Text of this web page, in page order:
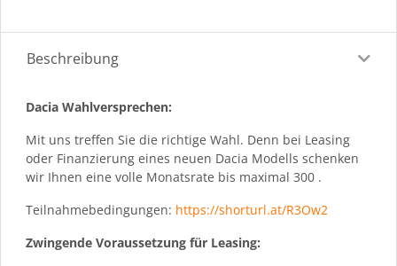
Beschreibung
Dacia Wahlversprechen:
Mit uns treffen Sie die richtige Wahl. Denn bei Leasing
oder Finanzierung eines neuen Dacia Modells schenken
wir Ihnen eine volle Monatsrate bis maximal 300 .
Teilnahmebedingungen: https://shorturl.at/R3Ow2
Zwingende Voraussetzung für Leasing: